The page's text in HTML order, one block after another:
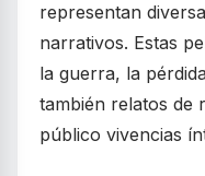
representan
narrativos. Estas
la guerra, la
también relatos de
público vivencias